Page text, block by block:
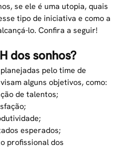
se ele é uma utopia, quais
tipo de iniciativa e como a
lo. Confira a seguir!
dos sonhos?
pelo time de
alguns objetivos, como:
de talentos;
esperados;
profissional dos